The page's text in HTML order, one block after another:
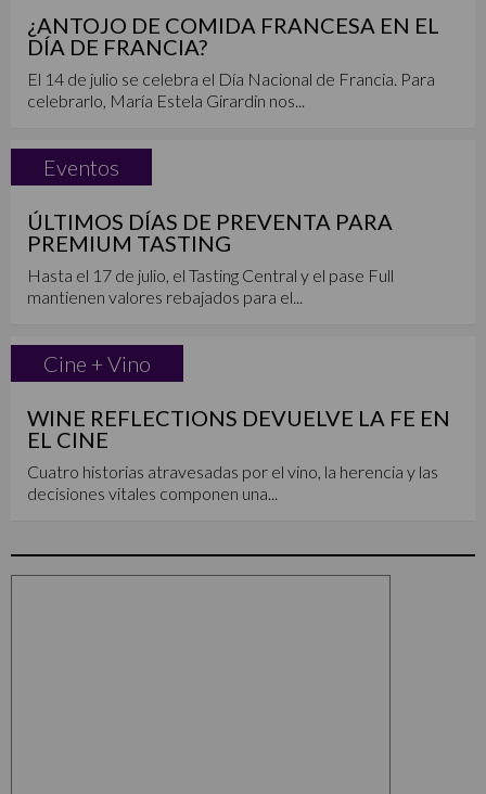
¿ANTOJO DE COMIDA FRANCESA EN EL
DÍA DE FRANCIA?
El 14 de julio se celebra el Día Nacional de Francia. Para
celebrarlo, María Estela Girardin nos...
Eventos
ÚLTIMOS DÍAS DE PREVENTA PARA
PREMIUM TASTING
Hasta el 17 de julio, el Tasting Central y el pase Full
mantienen valores rebajados para el...
Cine + Vino
WINE REFLECTIONS DEVUELVE LA FE EN
EL CINE
Cuatro historias atravesadas por el vino, la herencia y las
decisiones vitales componen una...